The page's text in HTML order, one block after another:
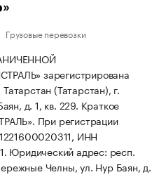
Грузовые перевозки
зарегистрирована
(Татарстан), г.
д. 1, кв. 229. Краткое
При регистрации
ИНН
Юридический адрес: респ.
Челны, ул. Нур Баян, д.